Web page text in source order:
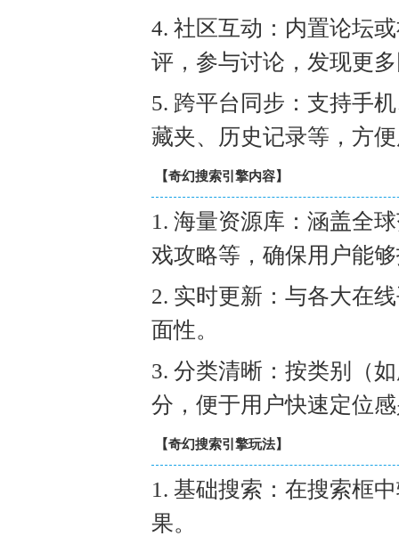
4. 社区互动：内置论坛
评，参与讨论，发现更
5. 跨平台同步：支持手
藏夹、历史记录等，方
【奇幻搜索引擎内容】
1. 海量资源库：涵盖全
戏攻略等，确保用户能
2. 实时更新：与各大在
面性。
3. 分类清晰：按类别（
分，便于用户快速定位
【奇幻搜索引擎玩法】
1. 基础搜索：在搜索框
果。